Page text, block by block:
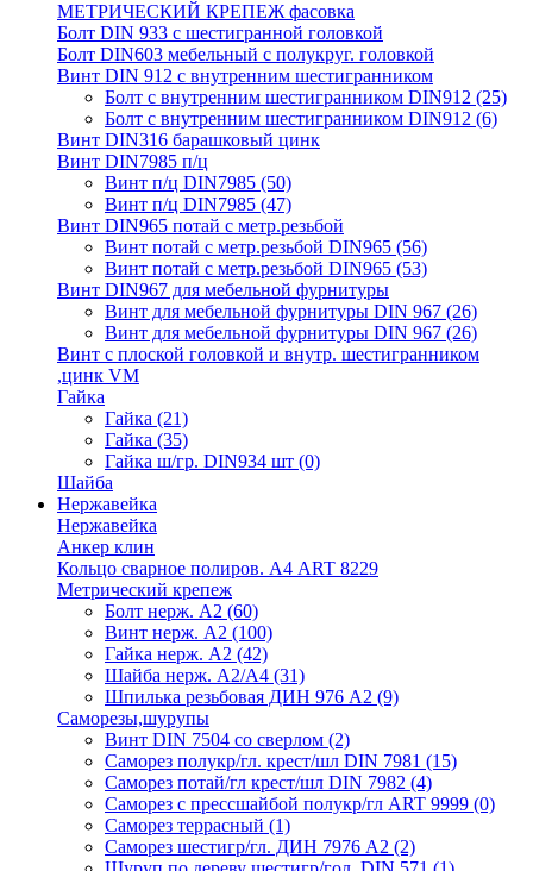
МЕТРИЧЕСКИЙ КРЕПЕЖ фасовка
Болт DIN 933 с шестигранной головкой
Болт DIN603 мебельный с полукруг. головкой
Винт DIN 912 с внутренним шестигранником
Болт с внутренним шестигранником DIN912 (25)
Болт с внутренним шестигранником DIN912 (6)
Винт DIN316 барашковый цинк
Винт DIN7985 п/ц
Винт п/ц DIN7985 (50)
Винт п/ц DIN7985 (47)
Винт DIN965 потай с метр.резьбой
Винт потай с метр.резьбой DIN965 (56)
Винт потай с метр.резьбой DIN965 (53)
Винт DIN967 для мебельной фурнитуры
Винт для мебельной фурнитуры DIN 967 (26)
Винт для мебельной фурнитуры DIN 967 (26)
Винт с плоской головкой и внутр. шестигранником
,цинк VM
Гайка
Гайка (21)
Гайка (35)
Гайка ш/гр. DIN934 шт (0)
Шайба
Нержавейка
Нержавейка
Анкер клин
Кольцо сварное полиров. А4 ART 8229
Метрический крепеж
Болт нерж. А2 (60)
Винт нерж. А2 (100)
Гайка нерж. А2 (42)
Шайба нерж. А2/А4 (31)
Шпилька резьбовая ДИН 976 А2 (9)
Саморезы,шурупы
Винт DIN 7504 со сверлом (2)
Саморез полукр/гл. крест/шл DIN 7981 (15)
Саморез потай/гл крест/шл DIN 7982 (4)
Саморез с прессшайбой полукр/гл ART 9999 (0)
Саморез террасный (1)
Саморез шестигр/гл. ДИН 7976 А2 (2)